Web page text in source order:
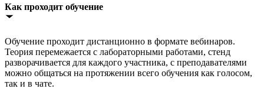
Как проходит обучение
Обучение проходит дистанционно в формате вебинаров.
Теория перемежается с лабораторными работами, стенд
разворачивается для каждого участника, с преподавателями
можно общаться на протяжении всего обучения как голосом,
так и в чате.